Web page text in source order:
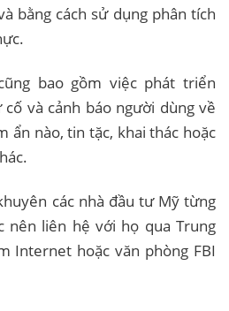
bằng cách sử dụng phân tích
bao gồm việc phát triển
và cảnh báo người dùng về
ẩn nào, tin tặc, khai thác hoặc
các nhà đầu tư Mỹ từng
nên liên hệ với họ qua Trung
Internet hoặc văn phòng FBI